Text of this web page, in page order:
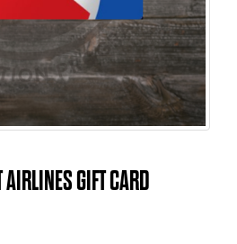
GIFT CARD